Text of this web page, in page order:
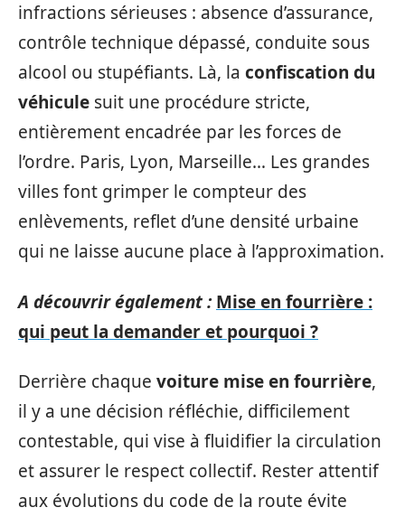
infractions sérieuses : absence d’assurance,
contrôle technique dépassé, conduite sous
alcool ou stupéfiants. Là, la confiscation du
véhicule suit une procédure stricte,
entièrement encadrée par les forces de
l’ordre. Paris, Lyon, Marseille… Les grandes
villes font grimper le compteur des
enlèvements, reflet d’une densité urbaine
qui ne laisse aucune place à l’approximation.
A découvrir également : Mise en fourrière :
qui peut la demander et pourquoi ?
Derrière chaque voiture mise en fourrière,
il y a une décision réfléchie, difficilement
contestable, qui vise à fluidifier la circulation
et assurer le respect collectif. Rester attentif
aux évolutions du code de la route évite